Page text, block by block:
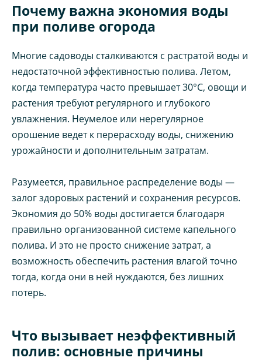
Почему важна экономия воды
при поливе огорода
Многие садоводы сталкиваются с растратой воды и
недостаточной эффективностью полива. Летом,
когда температура часто превышает 30°C, овощи и
растения требуют регулярного и глубокого
увлажнения. Неумелое или нерегулярное
орошение ведет к перерасходу воды, снижению
урожайности и дополнительным затратам.
Разумеется, правильное распределение воды —
залог здоровых растений и сохранения ресурсов.
Экономия до 50% воды достигается благодаря
правильно организованной системе капельного
полива. И это не просто снижение затрат, а
возможность обеспечить растения влагой точно
тогда, когда они в ней нуждаются, без лишних
потерь.
Что вызывает неэффективный
полив: основные причины